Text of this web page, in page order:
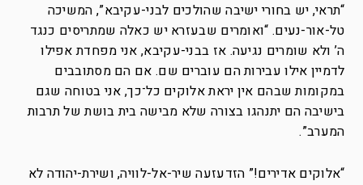
“תראי, יש בחורי ישיבה שהולכים לבני-עקיבא”, המשיכה
טל-אור-נעים. “ואומרים שבעזרא יש כאלה שמתריסים כנגד
ה’ ולא שומרים נגיעה. אז בבני-עקיבא, אני מפחדת אפילו
לדמיין אילו עבירות הם עוברים שם. אם הם מסתובבים
במקומות שבהם אין יראת אלוקים כל־כך, אני בטוחה שגם
בישיבה הם יתנהגו בצורה שלא מבישה בית בושת של תרבות
המערב”.
“אלוקים אדירים!” הזדעזעה שיר-אל-לוויה, ושירת-יהודה לא